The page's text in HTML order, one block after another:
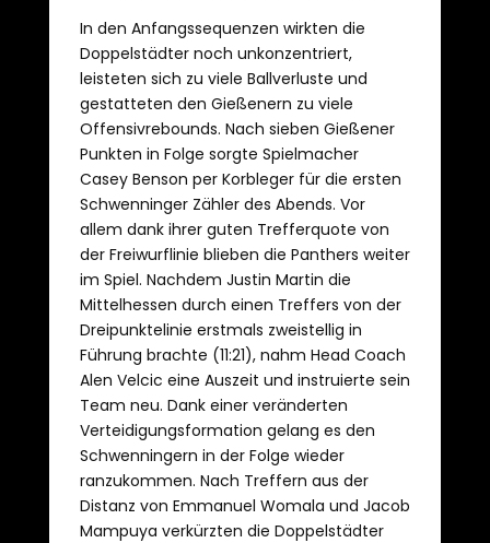
In den Anfangssequenzen wirkten die
Doppelstädter noch unkonzentriert,
leisteten sich zu viele Ballverluste und
gestatteten den Gießenern zu viele
Offensivrebounds. Nach sieben Gießener
Punkten in Folge sorgte Spielmacher
Casey Benson per Korbleger für die ersten
Schwenninger Zähler des Abends. Vor
allem dank ihrer guten Trefferquote von
der Freiwurflinie blieben die Panthers weiter
im Spiel. Nachdem Justin Martin die
Mittelhessen durch einen Treffers von der
Dreipunktelinie erstmals zweistellig in
Führung brachte (11:21), nahm Head Coach
Alen Velcic eine Auszeit und instruierte sein
Team neu. Dank einer veränderten
Verteidigungsformation gelang es den
Schwenningern in der Folge wieder
ranzukommen. Nach Treffern aus der
Distanz von Emmanuel Womala und Jacob
Mampuya verkürzten die Doppelstädter